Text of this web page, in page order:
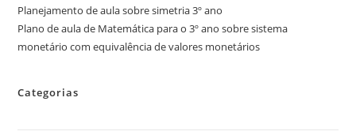
Planejamento de aula sobre simetria 3º ano
Plano de aula de Matemática para o 3º ano sobre sistema
monetário com equivalência de valores monetários
Categorias